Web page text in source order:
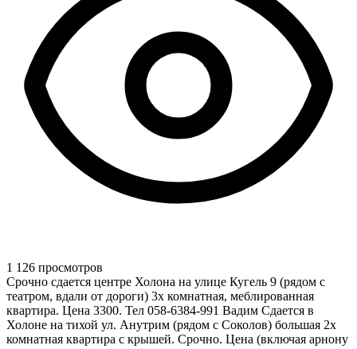
1 126 просмотров
Срочно сдается центре Холона на улице Кугель 9 (рядом с
театром, вдали от дороги) 3х комнатная, меблированная
квартира. Цена 3300. Тел 058-6384-991 Вадим Сдается в
Холоне на тихой ул. Анутрим (рядом с Соколов) большая 2х
комнатная квартира с крышей. Срочно. Цена (включая арнону